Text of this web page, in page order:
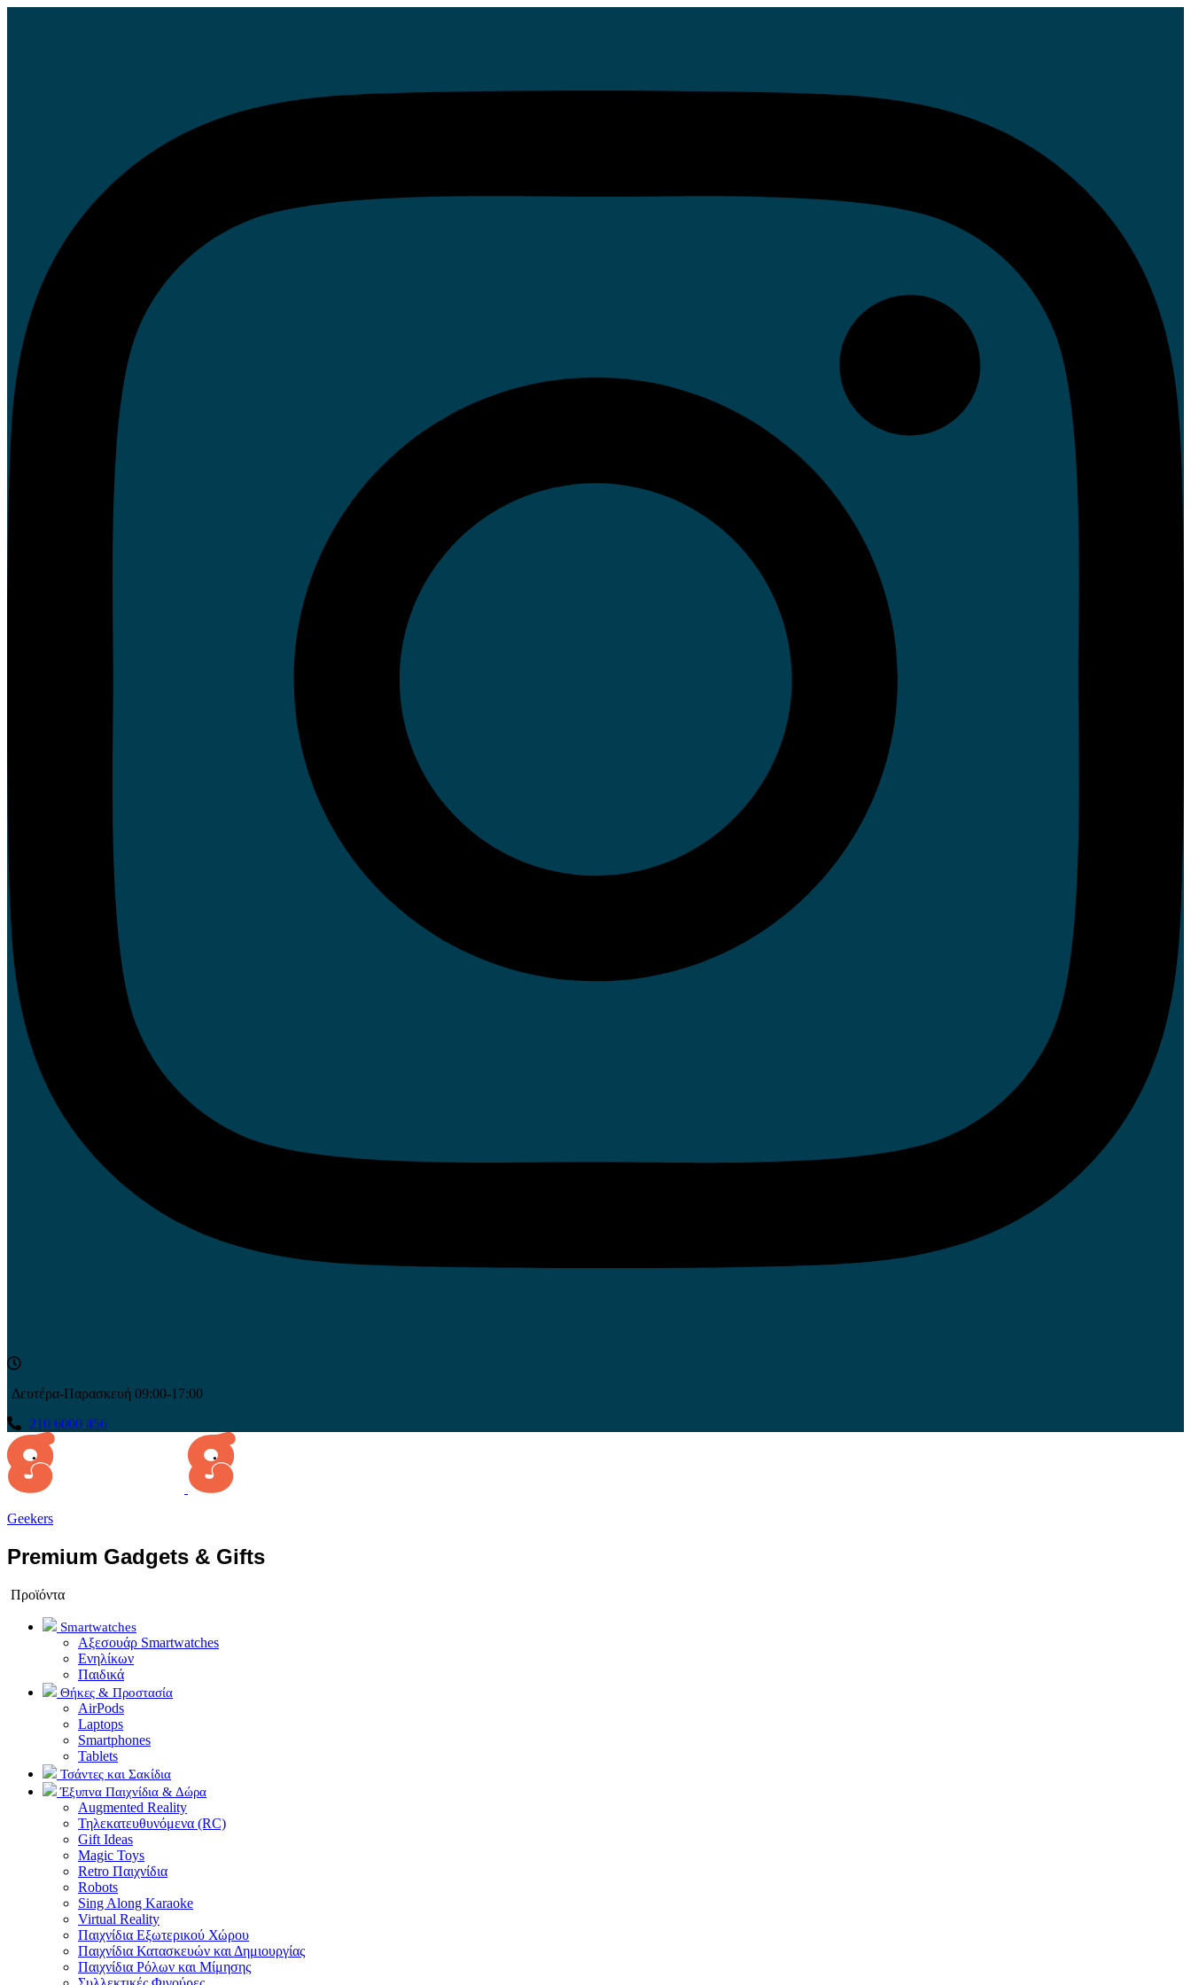
Δευτέρα-Παρασκευή 09:00-17:00
210 6000 456
Geekers
Premium Gadgets & Gifts
Προϊόντα
Smartwatches
Αξεσουάρ Smartwatches
Ενηλίκων
Παιδικά
Θήκες & Προστασία
AirPods
Laptops
Smartphones
Tablets
Τσάντες και Σακίδια
Έξυπνα Παιχνίδια & Δώρα
Augmented Reality
Τηλεκατευθυνόμενα (RC)
Gift Ideas
Magic Toys
Retro Παιχνίδια
Robots
Sing Along Karaoke
Virtual Reality
Παιχνίδια Εξωτερικού Χώρου
Παιχνίδια Κατασκευών και Δημιουργίας
Παιχνίδια Ρόλων και Μίμησης